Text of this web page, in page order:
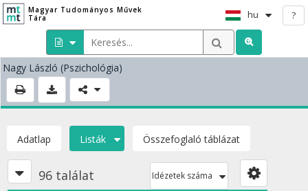
Magyar Tudományos Művek
Tára
hu ?
Nagy László (Pszichológia)
Adatlap Listák Összefoglaló táblázat
96 találat Idézetek száma